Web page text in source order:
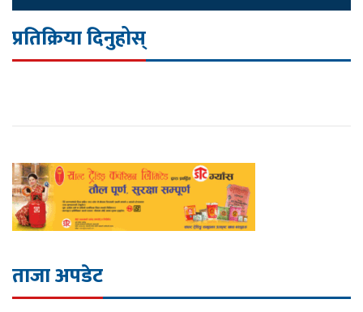
प्रतिक्रिया दिनुहोस्
ताजा अपडेट